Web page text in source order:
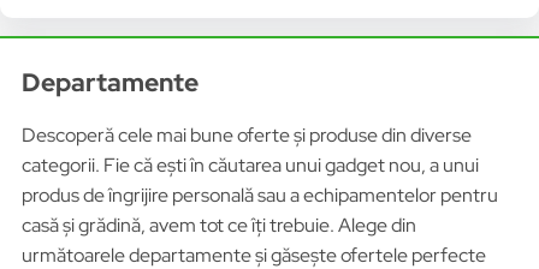
Departamente
Descoperă cele mai bune oferte și produse din diverse
categorii. Fie că ești în căutarea unui gadget nou, a unui
produs de îngrijire personală sau a echipamentelor pentru
casă și grădină, avem tot ce îți trebuie. Alege din
următoarele departamente și găsește ofertele perfecte